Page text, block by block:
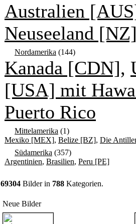
Australien
Neuseeland
Nordamerika (144)
Kanada [CDN],
[USA] mit
Puerto Rico
Mittelamerika (1)
Mexiko [MEX], Belize [BZ], Die
Südamerika (357)
Argentinien, Brasilien, Peru [PE]
69304 Bilder in 788 Kategorien.
Neue Bilder